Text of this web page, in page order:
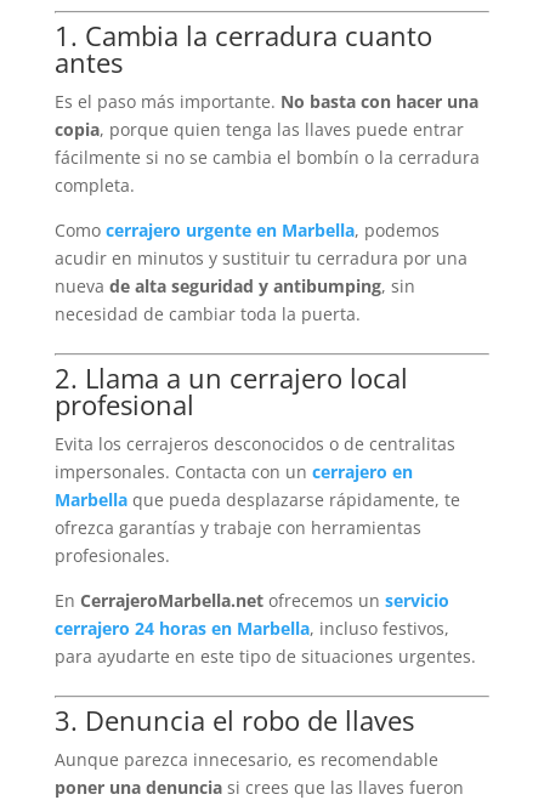
1. Cambia la cerradura cuanto
antes
Es el paso más importante. No basta con hacer una
copia, porque quien tenga las llaves puede entrar
fácilmente si no se cambia el bombín o la cerradura
completa.
Como cerrajero urgente en Marbella, podemos
acudir en minutos y sustituir tu cerradura por una
nueva de alta seguridad y antibumping, sin
necesidad de cambiar toda la puerta.
2. Llama a un cerrajero local
profesional
Evita los cerrajeros desconocidos o de centralitas
impersonales. Contacta con un cerrajero en
Marbellaque pueda desplazarse rápidamente, te
ofrezca garantías y trabaje con herramientas
profesionales.
En CerrajeroMarbella.netofrecemos un servicio
cerrajero 24 horas en Marbella, incluso festivos,
para ayudarte en este tipo de situaciones urgentes.
3. Denuncia el robo de llaves
Aunque parezca innecesario, es recomendable
poner una denunciasi crees que las llaves fueron